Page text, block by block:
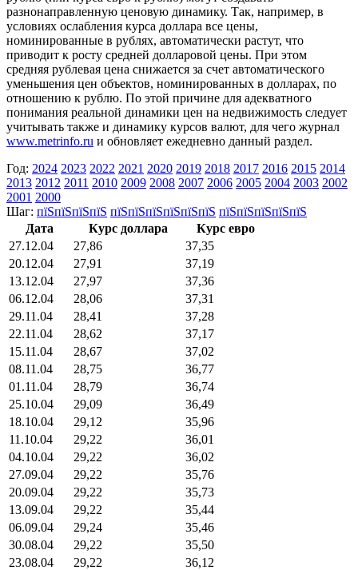
разнонаправленную ценовую динамику. Так, например, в
условиях ослабления курса доллара все цены,
номинированные в рублях, автоматически растут, что
приводит к росту средней долларовой цены. При этом
средняя рублевая цена снижается за счет автоматического
уменьшения цен объектов, номинированных в долларах, по
отношению к рублю. По этой причине для адекватного
понимания реальной динамики цен на недвижимость следует
учитывать также и динамику курсов валют, для чего журнал
www.metrinfo.ru и обновляет ежедневно данный раздел.
Год: 2024 2023 2022 2021 2020 2019 2018 2017 2016 2015 2014
2013 2012 2011 2010 2009 2008 2007 2006 2005 2004 2003 2002
2001 2000
Шаг: пїЅпїЅпїЅпїЅ пїЅпїЅпїЅпїЅпїЅпїЅ пїЅпїЅпїЅпїЅпїЅ
Дата
Курс доллара
Курс евро
27.12.04
27,86
37,35
20.12.04
27,91
37,19
13.12.04
27,97
37,36
06.12.04
28,06
37,31
29.11.04
28,41
37,28
22.11.04
28,62
37,17
15.11.04
28,67
37,02
08.11.04
28,75
36,77
01.11.04
28,79
36,74
25.10.04
29,09
36,49
18.10.04
29,12
35,96
11.10.04
29,22
36,01
04.10.04
29,22
36,02
27.09.04
29,22
35,76
20.09.04
29,22
35,73
13.09.04
29,22
35,44
06.09.04
29,24
35,46
30.08.04
29,22
35,50
23.08.04
29,22
36,12